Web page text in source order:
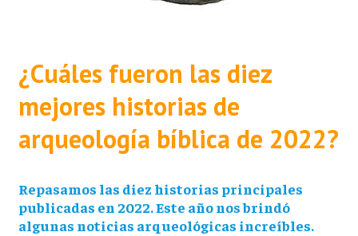
¿Cuáles fueron las diez
mejores historias de
arqueología bíblica de 2022?
Repasamos las diez historias principales
publicadas en 2022. Este año nos brindó
algunas noticias arqueológicas increíbles.